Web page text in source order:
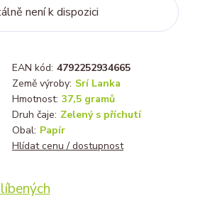
není k dispozici
EAN kód: 4792252934665
Země výroby: Srí Lanka
Hmotnost: 37,5 gramů
Druh čaje: Zelený s příchutí
Obal: Papír
Hlídat cenu / dostupnost